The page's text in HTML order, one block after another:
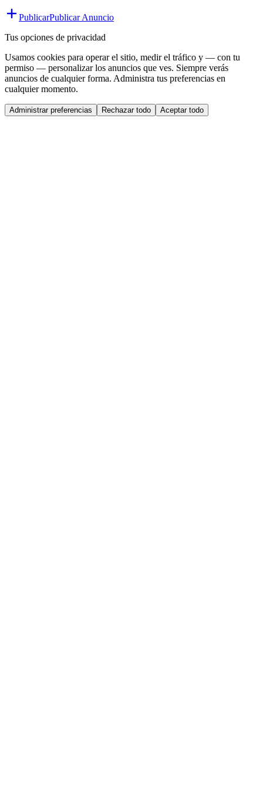
PublicarPublicar Anuncio
Tus opciones de privacidad
Usamos cookies para operar el sitio, medir el tráfico y — con tu
permiso — personalizar los anuncios que ves. Siempre verás
anuncios de cualquier forma. Administra tus preferencias en
cualquier momento.
Administrar preferencias Rechazar todo Aceptar todo